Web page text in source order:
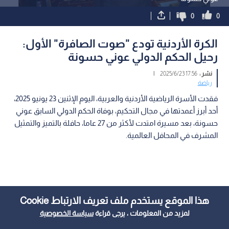
هذا الموقع يستخدم ملف تعريف الارتباط Cookie
لمزيد من المعلومات ، يرجى قراءةسياسة الخصوصية
0
0
الكرة الأردنية تودع "صوت الصافرة" الأول:
رحيل الحكم الدولي عوني حسونة
نشر :17:56 2025/6/23
|
رياضة
فقدت الأسرة الرياضية الأردنية والعربية، اليوم الإثنين 23 يونيو 2025،
أحد أبرز أعمدتها في مجال التحكيم، بوفاة الحكم الدولي السابق عوني
حسونة، بعد مسيرة امتدت لأكثر من 27 عاما، حافلة بالتميز والتمثيل
المشرف في المحافل العالمية.